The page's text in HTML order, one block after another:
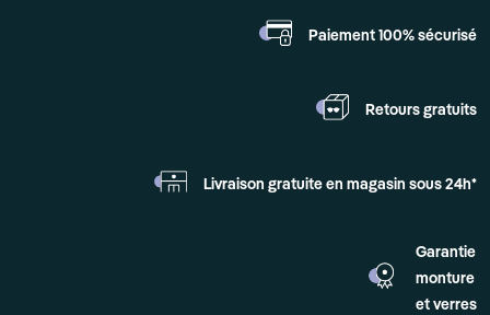
Paiement 100% sécurisé
Retours gratuits
Livraison gratuite en magasin sous 24h*
Garantie
monture
et verres